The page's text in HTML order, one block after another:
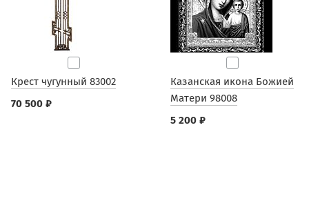
Крест чугунный 83002
70 500 ₽
Казанская икона Божией
Матери 98008
5 200 ₽